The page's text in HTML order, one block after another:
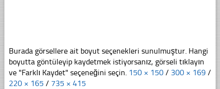
Burada görsellere ait boyut seçenekleri sunulmuştur. Hangi
boyutta göntüleyip kaydetmek istiyorsanız, görseli tıklayın
ve "Farklı Kaydet" seçeneğini seçin. 150 × 150 / 300 × 169 /
220 × 165 / 735 × 415